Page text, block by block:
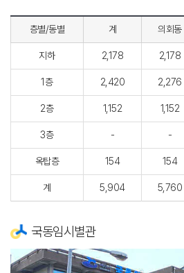
층별/동별 계 의회동
지하 2,178 2,178
1층 2,420 2,276
2층 1,152 1,152
3층 - -
옥탑층 154 154
계 5,904 5,760
국동임시별관